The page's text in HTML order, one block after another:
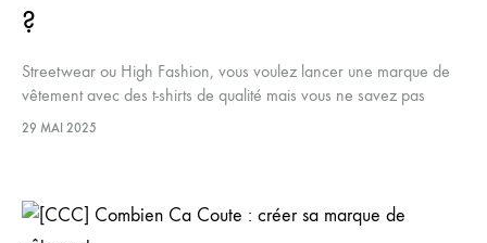
?
Streetwear ou High Fashion, vous voulez lancer une marque de
vêtement avec des t-shirts de qualité mais vous ne savez pas
comment choisir ? L’UNIVERISTE y répond.
29 MAI 2025